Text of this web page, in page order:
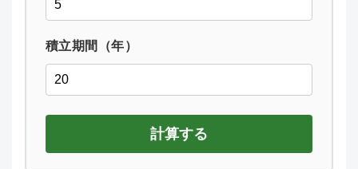
積立期間（年）
計算する